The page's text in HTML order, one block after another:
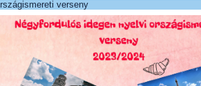
verseny